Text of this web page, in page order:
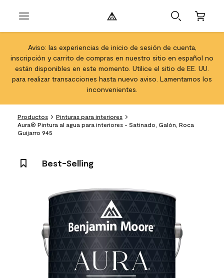
Aviso: las experiencias de inicio de sesión de cuenta,
inscripción y carrito de compras en nuestro sitio en español no
están disponibles en este momento. Utilice el sitio de EE. UU.
para realizar transacciones hasta nuevo aviso. Lamentamos los
inconvenientes.
Productos
Pinturas para interiores
Aura® Pintura al agua para interiores - Satinado, Galón, Roca
Guijarro 945
Best-Selling